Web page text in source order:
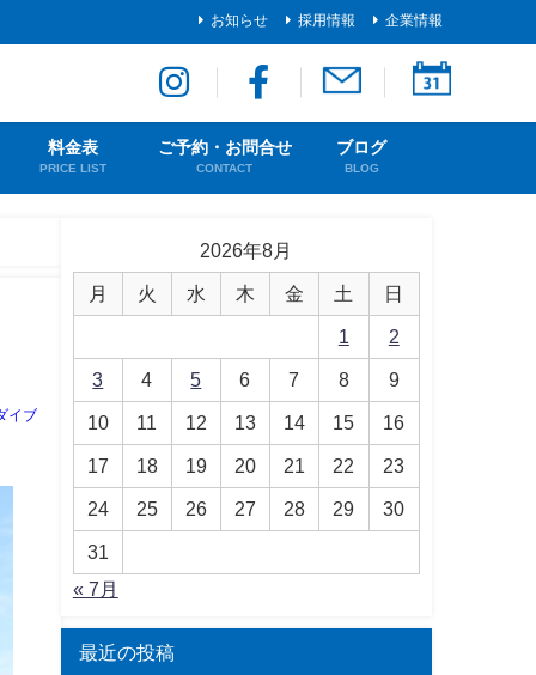
お知らせ 採用情報 企業情報
料金表
PRICE LIST
ご予約・お問合せ
CONTACT
ブログ
BLOG
イブ
2026年8月
月 火 水 木 金 土 日
1 2
3 4 5 6 7 8 9
10 11 12 13 14 15 16
17 18 19 20 21 22 23
24 25 26 27 28 29 30
31
« 7月
最近の投稿